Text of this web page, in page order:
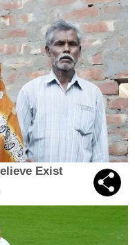
Exist